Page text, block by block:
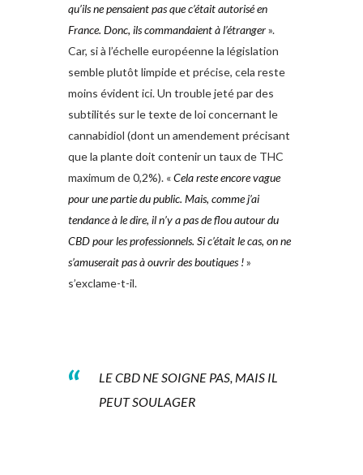
qu’ils ne pensaient pas que c’était autorisé en
France. Donc, ils commandaient à l’étranger».
Car, si à l’échelle européenne la législation
semble plutôt limpide et précise, cela reste
moins évident ici. Un trouble jeté par des
subtilités sur le texte de loi concernant le
cannabidiol (dont un amendement précisant
que la plante doit contenir un taux de THC
maximum de 0,2%). «Cela reste encore vague
pour une partie du public. Mais, comme j’ai
tendance à le dire, il n’y a pas de flou autour du
CBD pour les professionnels. Si c’était le cas, on ne
s’amuserait pas à ouvrir des boutiques !»
s’exclame-t-il.
LE CBD NE SOIGNE PAS, MAIS IL
PEUT SOULAGER